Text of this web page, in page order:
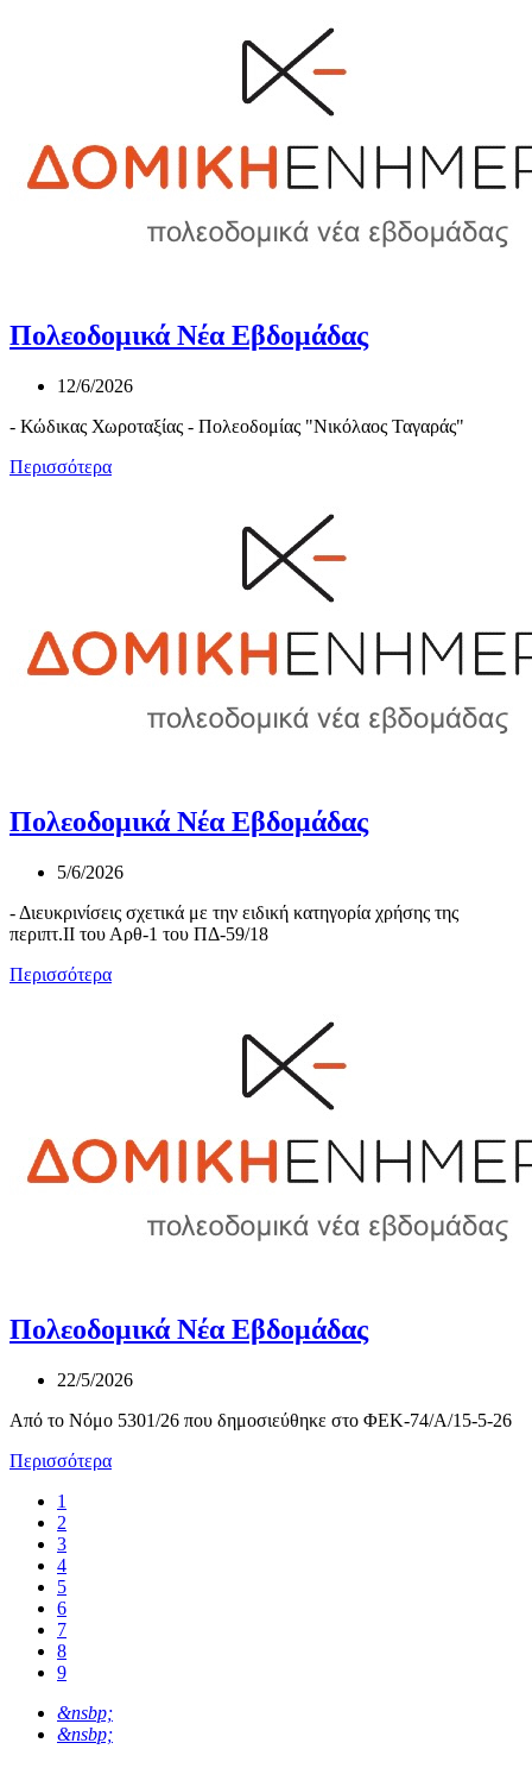
Πολεοδομικά Νέα Εβδομάδας
12/6/2026
- Κώδικας Χωροταξίας - Πολεοδομίας "Νικόλαος Ταγαράς"
Περισσότερα
Πολεοδομικά Νέα Εβδομάδας
5/6/2026
- Διευκρινίσεις σχετικά με την ειδική κατηγορία χρήσης της
περιπτ.ΙΙ του Αρθ-1 του ΠΔ-59/18
Περισσότερα
Πολεοδομικά Νέα Εβδομάδας
22/5/2026
Από το Νόμο 5301/26 που δημοσιεύθηκε στο ΦΕΚ-74/Α/15-5-26
Περισσότερα
1
2
3
4
5
6
7
8
9
&nsbp;
&nsbp;